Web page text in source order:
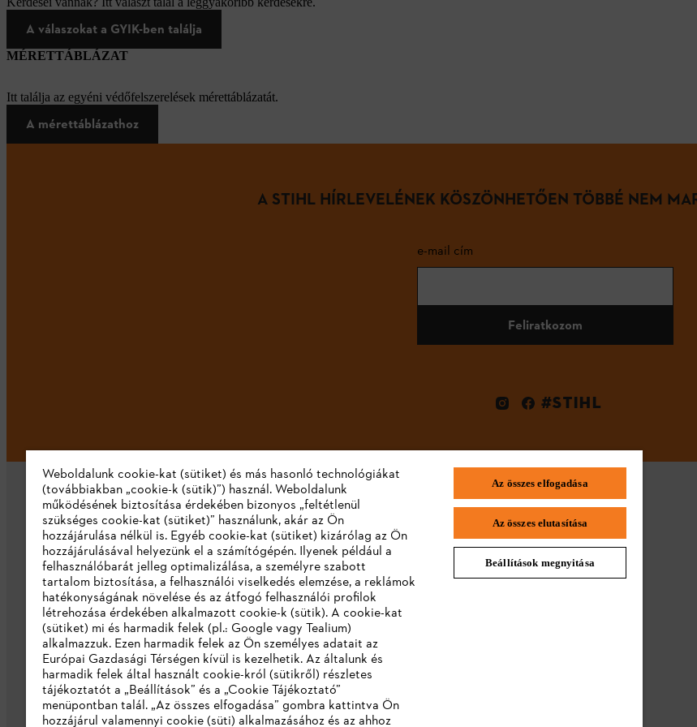
A válaszokat a GYIK-ben találja
MÉRETTÁBLÁZAT
Itt találja az egyéni védőfelszerelések mérettáblázatát.
A mérettáblázathoz
A STIHL HÍRLEVELÉNEK KÖSZÖNHETŐEN TÖBBÉ NEM
e-mail cím
Feliratkozom
#STIHL
Vállalat
Rólunk
Katalógus letöltése
Visszaélés bejelentés
STIHL GYIK
Weboldalunk cookie-kat (sütiket) és más hasonló technológiákat
(továbbiakban „cookie-k (sütik)”) használ. Weboldalunk
működésének biztosítása érdekében bizonyos „feltétlenül
szükséges cookie-kat (sütiket)” használunk, akár az Ön
hozzájárulása nélkül is. Egyéb cookie-kat (sütiket) kizárólag az Ön
hozzájárulásával helyezünk el a számítógépén. Ilyenek például a
felhasználóbarát jelleg optimalizálása, a személyre szabott
tartalom biztosítása, a felhasználói viselkedés elemzése, a reklámok
hatékonyságának növelése és az átfogó felhasználói profilok
létrehozása érdekében alkalmazott cookie-k (sütik). A cookie-kat
(sütiket) mi és harmadik felek (pl.: Google vagy Tealium)
alkalmazzuk. Ezen harmadik felek az Ön személyes adatait az
Európai Gazdasági Térségen kívül is kezelhetik. Az általunk és
harmadik felek által használt cookie-król (sütikről) részletes
tájékoztatót a „Beállítások” és a „Cookie Tájékoztató”
menüpontban talál. „Az összes elfogadása” gombra kattintva Ön
hozzájárul valamennyi cookie (süti) alkalmazásához és az ahhoz
Az összes elfogadása
Az összes elutasítása
Beállítások megnyitása